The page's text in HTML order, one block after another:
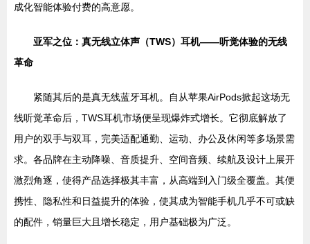
成化智能体验付费的高意愿。
亚军之位：真无线立体声（TWS）耳机——听觉体验的无线
革命
紧随其后的是真无线蓝牙耳机。自从苹果AirPods掀起这场无
线听觉革命后，TWS耳机市场便呈现爆炸式增长。它彻底解放了
用户的双手与双耳，完美适配通勤、运动、办公及休闲等多场景需
求。各品牌在主动降噪、音质提升、空间音频、续航及设计上展开
激烈角逐，使得产品选择极其丰富，从高端到入门级全覆盖。其便
携性、隐私性和日益提升的体验，使其成为智能手机几乎不可或缺
的配件，销量巨大且增长稳定，用户基础极为广泛。